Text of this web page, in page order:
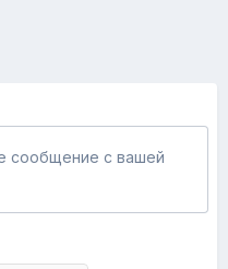
сообщение с вашей